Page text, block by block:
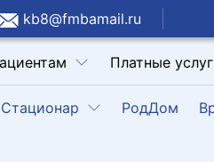
kb8@fmbamail.ru
Платные
Стационар РодДом